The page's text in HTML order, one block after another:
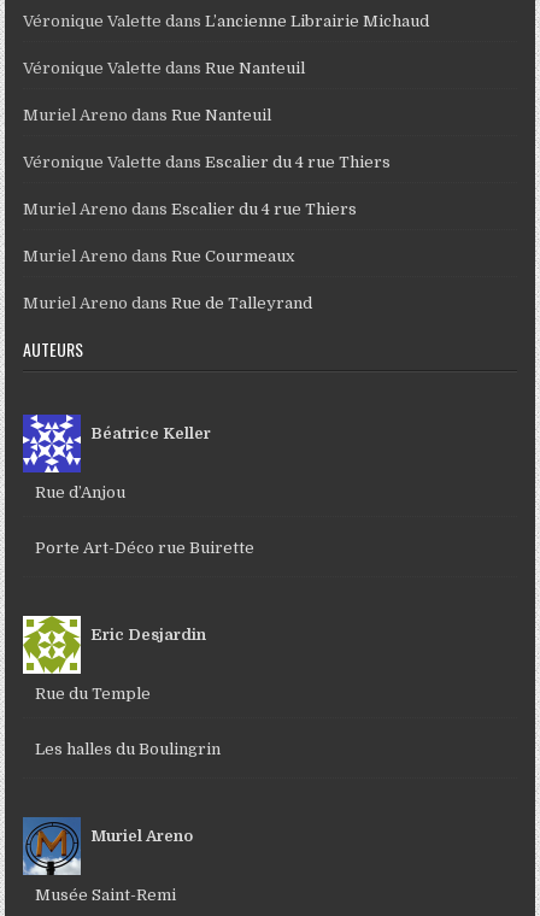
Véronique Valette dansL’ancienne Librairie Michaud
Véronique Valette dansRue Nanteuil
Muriel Areno dansRue Nanteuil
Véronique Valette dansEscalier du 4 rue Thiers
Muriel Areno dansEscalier du 4 rue Thiers
Muriel Areno dansRue Courmeaux
Muriel Areno dansRue de Talleyrand
AUTEURS
Béatrice Keller
Rue d’Anjou
Porte Art-Déco rue Buirette
Eric Desjardin
Rue du Temple
Les halles du Boulingrin
Muriel Areno
Musée Saint-Remi